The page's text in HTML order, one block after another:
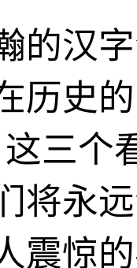
的汉
历史
这三个
将永
震惊